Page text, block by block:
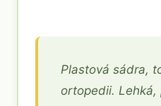
Plastová sádra,
ortopedii. Lehká,